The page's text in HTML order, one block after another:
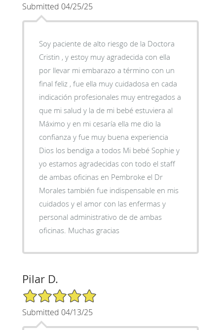
Submitted 04/25/25
Soy paciente de alto riesgo de la Doctora
Cristin , y estoy muy agradecida con ella
por llevar mi embarazo a término con un
final feliz , fue ella muy cuidadosa en cada
indicación profesionales muy entregados a
que mi salud y la de mi bebé estuviera al
Máximo y en mi cesaría ella me dio la
confianza y fue muy buena experiencia
Dios los bendiga a todos Mi bebé Sophie y
yo estamos agradecidas con todo el staff
de ambas oficinas en Pembroke el Dr
Morales también fue indispensable en mis
cuidados y el amor con las enfermas y
personal administrativo de de ambas
oficinas. Muchas gracias
Pilar D.
5/5 Star Rating
Submitted 04/13/25